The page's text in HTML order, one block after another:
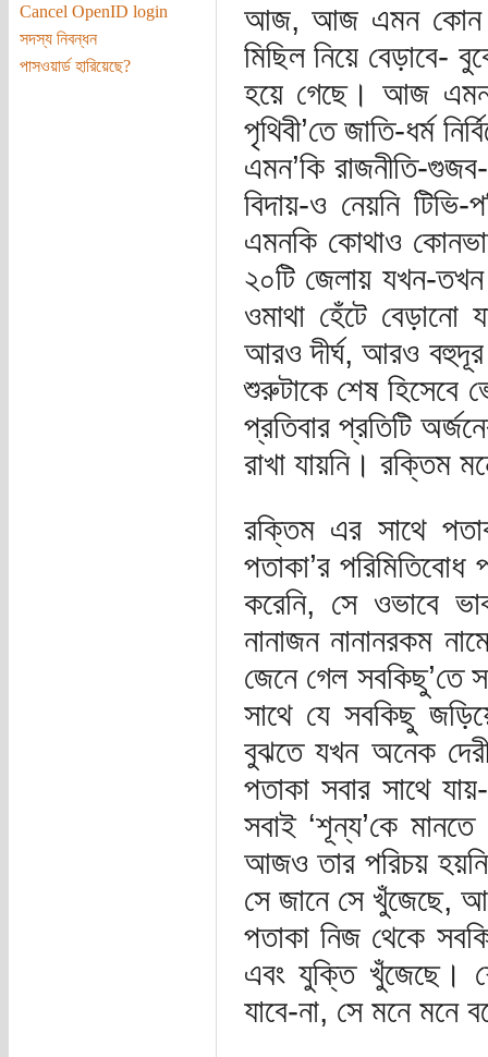
Cancel OpenID login
সদস্য নিবন্ধন
পাসওয়ার্ড হারিয়েছে?
আজ, আজ এমন কোন দিন
মিছিল নিয়ে বেড়াবে-
হয়ে গেছে। আজ এমন
পৃথিবী’তে জাতি-ধর্ম
এমন’কি রাজনীতি-
বিদায়-ও নেয়নি
এমনকি কোথাও
২০টি জেলায় যখন-তখন
ওমাথা হেঁটে
আরও দীর্ঘ, আরও
শুরুটাকে শেষ হিসেবে
প্রতিবার প্রতিটি
রাখা যায়নি। রক্তিম
রক্তিম এর সাথে
পতাকা’র
করেনি, সে ওভাবে
নানাজন নানানরকম
জেনে গেল সবকিছু’তে
সাথে যে সবকিছু
বুঝতে যখন অনেক
পতাকা সবার সাথে
সবাই ‘শূন্য’কে
আজও তার পরিচয়
সে জানে সে খুঁজেছে,
পতাকা নিজ থেকে
এবং যুক্তি খুঁজেছে।
যাবে-না, সে মনে মনে